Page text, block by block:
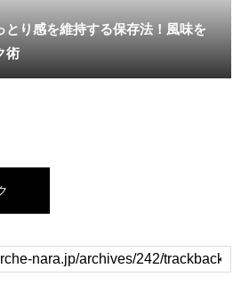
とり感を維持する保存法！風味を
術